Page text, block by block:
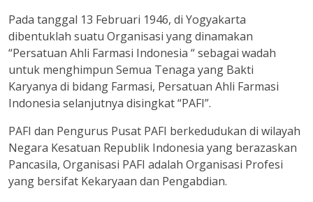
Pada tanggal 13 Februari 1946, di Yogyakarta
dibentuklah suatu Organisasi yang dinamakan
“Persatuan Ahli Farmasi Indonesia “ sebagai wadah
untuk menghimpun Semua Tenaga yang Bakti
Karyanya di bidang Farmasi, Persatuan Ahli Farmasi
Indonesia selanjutnya disingkat “PAFI”.
PAFI dan Pengurus Pusat PAFI berkedudukan di wilayah
Negara Kesatuan Republik Indonesia yang berazaskan
Pancasila, Organisasi PAFI adalah Organisasi Profesi
yang bersifat Kekaryaan dan Pengabdian.